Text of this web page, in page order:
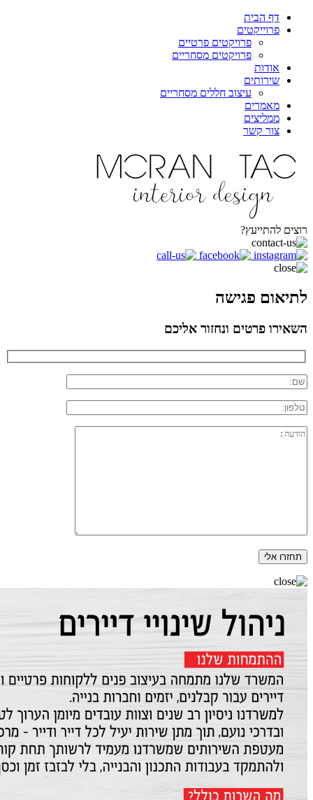
דף הבית
פרוייקטים
פרויקטים פרטיים
פרויקטים מסחריים
אודות
שירותים
עיצוב חללים מסחריים
מאמרים
ממליצים
צור קשר
רוצים להתייעץ?
לתיאום פגישה
השאירו פרטים ונחזור אליכם